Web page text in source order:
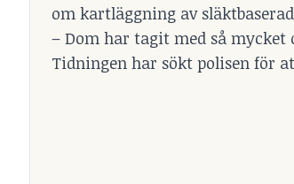
om kartläggning av
– Dom har tagit med så mycket
Tidningen har sökt polisen för